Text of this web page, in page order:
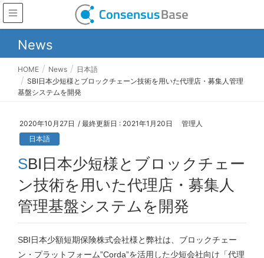
News
HOME News
日本語
SBI日本少短様とブロックチェーン技術を用いた代理店・募集人管理
基盤システムを開発
2020年10月27日 / 最終更新日 : 2021年1月20日
管理人
日本語
SBI日本少短様とブロックチェー
ン技術を用いた代理店・募集人
管理基盤システムを開発
SBI日本少額短期保険株式会社様と弊社は、ブロックチェー
ン・プラットフォーム”Corda”を活用した少短会社向け「代理